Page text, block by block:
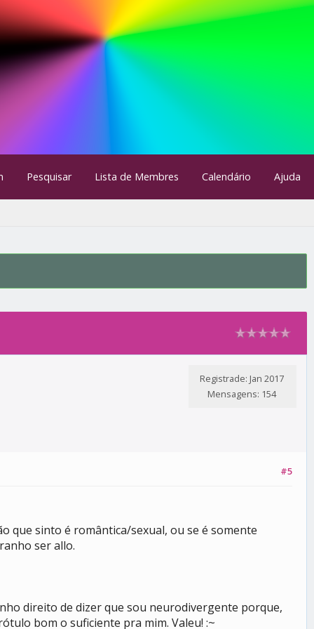
Pesquisar Lista de Membres Calendário Ajuda
Registrade: Jan 2017
Mensagens: 154
#5
que sinto é romântica/sexual, ou se é somente
ser allo.
direito de dizer que sou neurodivergente porque,
bom o suficiente pra mim. Valeu! :~